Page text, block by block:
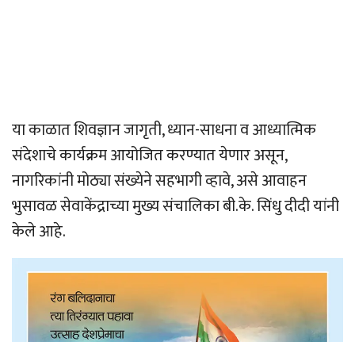
या काळात शिवज्ञान जागृती, ध्यान-साधना व आध्यात्मिक
संदेशाचे कार्यक्रम आयोजित करण्यात येणार असून,
नागरिकांनी मोठ्या संख्येने सहभागी व्हावे, असे आवाहन
भुसावळ सेवाकेंद्राच्या मुख्य संचालिका बी.के. सिंधु दीदी यांनी
केले आहे.